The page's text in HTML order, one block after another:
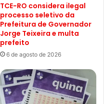
TCE-RO considera ilegal
processo seletivo da
Prefeitura de Governador
Jorge Teixeira e multa
prefeito
6 de agosto de 2026